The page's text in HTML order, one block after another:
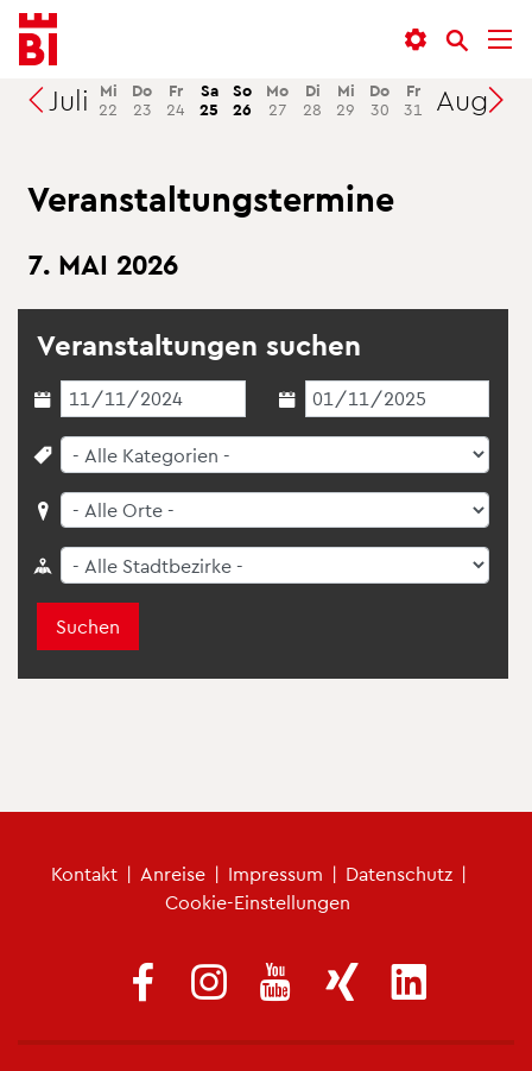
In­
halt
an­
sprin­
Menü
an­
sprin­
gen
Suche
an­
sprin­
gen
Suchen
Juli
Mi
22
Do
23
Fr
24
Sa
25
So
26
Mo
27
Di
28
Mi
29
Do
30
Fr
31
Aug.
Ver­an­stal­tungs­ter­mi­ne
7. MAI 2026
Ver­an­stal­tun­gen su­chen
Suchen
Kon­takt | An­rei­se | Im­pres­sum | Da­ten­schutz |
Coo­kie-Ein­stel­lun­gen